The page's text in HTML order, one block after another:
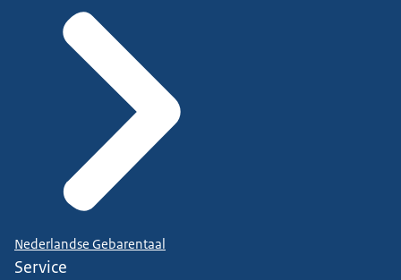
Nederlandse Gebarentaal
Service